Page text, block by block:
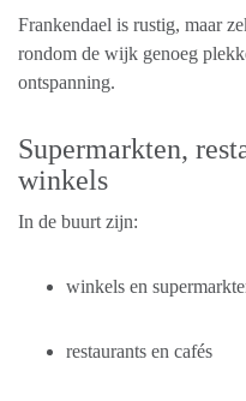
Frankendael is rustig, maar
rondom de wijk genoeg
ontspanning.
Supermarkten,
winkels
In de buurt zijn:
winkels en
restaurants en cafés